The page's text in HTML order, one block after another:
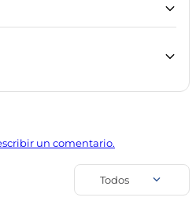
7896009498091
un comentario.
Todos